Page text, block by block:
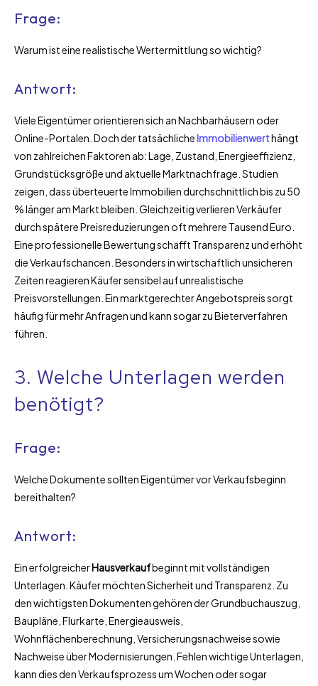
Frage:
Warum ist eine realistische Wertermittlung so wichtig?
Antwort:
Viele Eigentümer orientieren sich an Nachbarhäusern oder
Online-Portalen. Doch der tatsächlicheImmobilienwerthängt
von zahlreichen Faktoren ab: Lage, Zustand, Energieeffizienz,
Grundstücksgröße und aktuelle Marktnachfrage. Studien
zeigen, dass überteuerte Immobilien durchschnittlich bis zu 50
% länger am Markt bleiben. Gleichzeitig verlieren Verkäufer
durch spätere Preisreduzierungen oft mehrere Tausend Euro.
Eine professionelle Bewertung schafft Transparenz und erhöht
die Verkaufschancen. Besonders in wirtschaftlich unsicheren
Zeiten reagieren Käufer sensibel auf unrealistische
Preisvorstellungen. Ein marktgerechter Angebotspreis sorgt
häufig für mehr Anfragen und kann sogar zu Bieterverfahren
führen.
3. Welche Unterlagen werden
benötigt?
Frage:
Welche Dokumente sollten Eigentümer vor Verkaufsbeginn
bereithalten?
Antwort:
Ein erfolgreicherHausverkaufbeginnt mit vollständigen
Unterlagen. Käufer möchten Sicherheit und Transparenz. Zu
den wichtigsten Dokumenten gehören der Grundbuchauszug,
Baupläne, Flurkarte, Energieausweis,
Wohnflächenberechnung, Versicherungsnachweise sowie
Nachweise über Modernisierungen. Fehlen wichtige Unterlagen,
kann dies den Verkaufsprozess um Wochen oder sogar